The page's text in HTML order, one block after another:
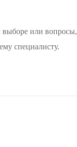
выборе или вопросы,
специалисту.